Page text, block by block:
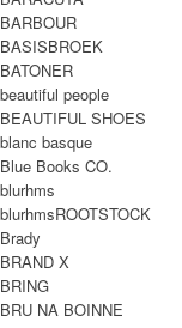
SHOES
SHOES ALL ITEM
BOOTS
PUMPS
GOODS
BARBOUR
BASISBROEK
BATONER
beautiful people
BEAUTIFUL SHOES
blanc basque
Blue Books CO.
blurhms
blurhmsROOTSTOCK
Brady
BRAND X
BRING
BRU NA BOINNE